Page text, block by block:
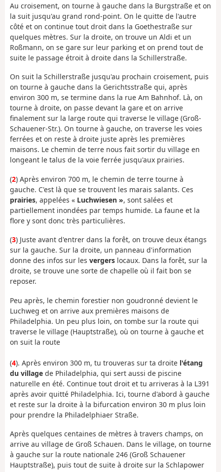
Au croisement, on tourne à gauche dans la Burgstraße et on
la suit jusqu'au grand rond-point. On le quitte de l'autre
côté et on continue tout droit dans la Goethestraße sur
quelques mètres. Sur la droite, on trouve un Aldi et un
Roßmann, on se gare sur leur parking et on prend tout de
suite le passage étroit à droite dans la Schillerstraße.
On suit la Schillerstraße jusqu'au prochain croisement, puis
on tourne à gauche dans la Gerichtsstraße qui, après
environ 300 m, se termine dans la rue Am Bahnhof. Là, on
tourne à droite, on passe devant la gare et on arrive
finalement sur la large route qui traverse le village (Groß-
Schauener-Str.). On tourne à gauche, on traverse les voies
ferrées et on reste à droite juste après les premières
maisons. Le chemin de terre nous fait sortir du village en
longeant le talus de la voie ferrée jusqu'aux prairies.
(2) Après environ 700 m, le chemin de terre tourne à
gauche. C'est là que se trouvent les marais salants. Ces
prairies, appelées « Luchwiesen », sont salées et
partiellement inondées par temps humide. La faune et la
flore y sont donc très particulières.
(3) Juste avant d'entrer dans la forêt, on trouve deux étangs
sur la gauche. Sur la droite, un panneau d'information
donne des infos sur les vergers locaux. Dans la forêt, sur la
droite, se trouve une sorte de chapelle où il fait bon se
reposer.
Peu après, le chemin forestier non goudronné devient le
Luchweg et on arrive aux premières maisons de
Philadelphia. Un peu plus loin, on tombe sur la route qui
traverse le village (Hauptstraße), où on tourne à gauche et
on suit la route
(4). Après environ 300 m, tu trouveras sur ta droite l'étang
du village de Philadelphia, qui sert aussi de piscine
naturelle en été. Continue tout droit et tu arriveras à la L391
après avoir quitté Philadelphia. Ici, tourne d'abord à gauche
et reste sur la droite à la bifurcation environ 30 m plus loin
pour prendre la Philadelphiaer Straße.
Après quelques centaines de mètres à travers champs, on
arrive au village de Groß Schauen. Dans le village, on tourne
à gauche sur la route nationale 246 (Groß Schauener
Hauptstraße), puis tout de suite à droite sur la Schlapower